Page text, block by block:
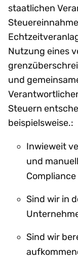
staatlichen
Nutzung eines
und
Steuern
beispielsweise.:
Inwieweit
und
Sind wir in
Sind wir